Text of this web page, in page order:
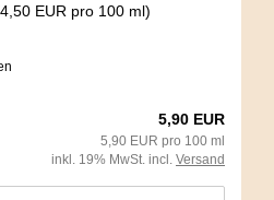
EUR pro 100 ml)
5,90 EUR
5,90 EUR pro 100 ml
inkl. 19% MwSt. incl. Versand